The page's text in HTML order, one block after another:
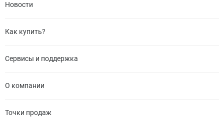
Новости
Как купить?
Сервисы и поддержка
О компании
Точки продаж